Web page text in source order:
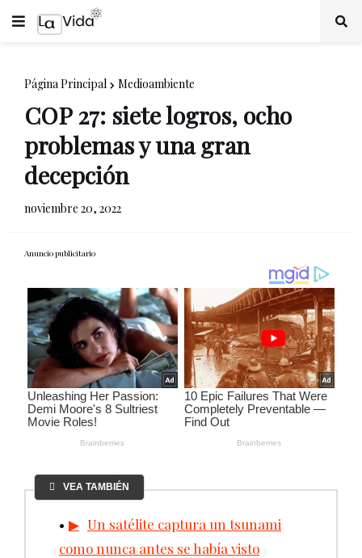
Página Principal Medioambiente
COP 27: siete logros, ocho
problemas y una gran
decepción
noviembre 20, 2022
Anuncio publicitario
VEA TAMBIÉN
Un satélite captura un tsunami
como nunca antes se había visto